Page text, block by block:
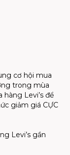
cơ hội mua
trong mùa
hàng Levi’s để
giảm giá CỰC
Levi’s gần